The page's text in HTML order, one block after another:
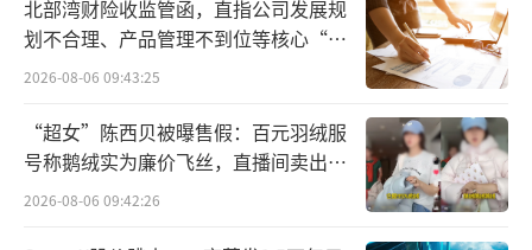
夏季，清爽的果茶成为消费者的首选饮
品，无糖茶外，果味茶也成为许多品牌的战略
茶，选用三窨茉莉原茶萃取和进口优质柠檬
汁，花香、果香、茶香三种风味适配融合，口
北部湾财险收监管函，直指公司发展规
划不合理、产品管理不到位等核心“痛
点”
2026-08-06 09:43:25
“超女”陈西贝被曝售假：百元羽绒服
号称鹅绒实为廉价飞丝，直播间卖出超
百万元
2026-08-06 09:42:26